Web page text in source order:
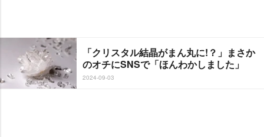
「クリスタル結晶がまん丸に!？」まさか
のオチにSNSで「ほんわかしました」
2024-09-03